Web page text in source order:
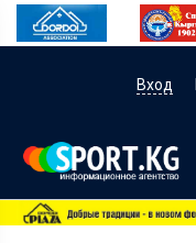
Вход